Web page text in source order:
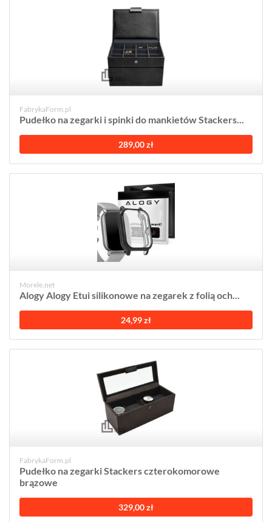
FabrykaForm.pl
Pudełko na zegarki i spinki do mankietów Stackers...
289,00 zł
Morele.net
Alogy Alogy Etui silikonowe na zegarek z folią och...
24,99 zł
FabrykaForm.pl
Pudełko na zegarki Stackers czterokomorowe
brązowe
329,00 zł